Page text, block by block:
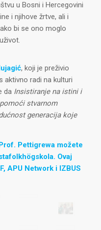
u Bosni i Hercegovini
i njihove žrtve, ali i
bi se ono moglo
, koji je preživio
aktivno radi na kulturi
daInsistiranje na istini i
stvarnom
generacija koje
Pettigrewa možete
Ovaj
APU Network i IZBUS